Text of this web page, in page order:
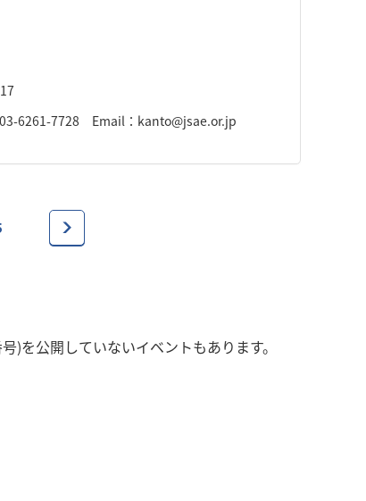
6261-7728 Email：kanto@jsae.or.jp
)を公開していないイベントもあります。